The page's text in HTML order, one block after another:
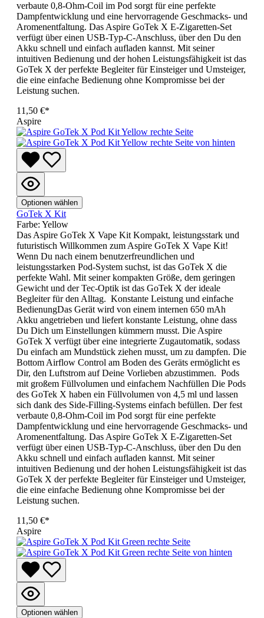
verbaute 0,8-Ohm-Coil im Pod sorgt für eine perfekte
Dampfentwicklung und eine hervorragende Geschmacks- und
Aromenentfaltung. Das Aspire GoTek X E-Zigaretten-Set
verfügt über einen USB-Typ-C-Anschluss, über den Du den
Akku schnell und einfach aufladen kannst. Mit seiner
intuitiven Bedienung und der hohen Leistungsfähigkeit ist das
GoTek X der perfekte Begleiter für Einsteiger und Umsteiger,
die eine einfache Bedienung ohne Kompromisse bei der
Leistung suchen.
11,50 €*
Aspire
Optionen wählen
GoTek X Kit
Farbe: Yellow
Das Aspire GoTek X Vape Kit Kompakt, leistungsstark und
futuristisch Willkommen zum Aspire GoTek X Vape Kit!
Wenn Du nach einem benutzerfreundlichen und
leistungsstarken Pod-System suchst, ist das GoTek X die
perfekte Wahl. Mit seiner kompakten Größe, dem geringen
Gewicht und der Tec-Optik ist das GoTek X der ideale
Begleiter für den Alltag. Konstante Leistung und einfache
BedienungDas Gerät wird von einem internen 650 mAh
Akku angetrieben und liefert konstante Leistung, ohne dass
Du Dich um Einstellungen kümmern musst. Die Aspire
GoTek X verfügt über eine integrierte Zugautomatik, sodass
Du einfach am Mundstück ziehen musst, um zu dampfen. Die
Bottom Airflow Control am Boden des Geräts ermöglicht es
Dir, den Luftstrom auf Deine Vorlieben abzustimmen. Pods
mit großem Füllvolumen und einfachem Nachfüllen Die Pods
des GoTek X haben ein Füllvolumen von 4,5 ml und lassen
sich dank des Side-Filling-Systems einfach befüllen. Der fest
verbaute 0,8-Ohm-Coil im Pod sorgt für eine perfekte
Dampfentwicklung und eine hervorragende Geschmacks- und
Aromenentfaltung. Das Aspire GoTek X E-Zigaretten-Set
verfügt über einen USB-Typ-C-Anschluss, über den Du den
Akku schnell und einfach aufladen kannst. Mit seiner
intuitiven Bedienung und der hohen Leistungsfähigkeit ist das
GoTek X der perfekte Begleiter für Einsteiger und Umsteiger,
die eine einfache Bedienung ohne Kompromisse bei der
Leistung suchen.
11,50 €*
Aspire
Optionen wählen